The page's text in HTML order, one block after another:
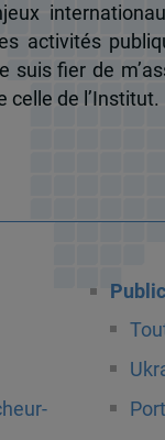
activités
suis fier de
celle de l’Institut.